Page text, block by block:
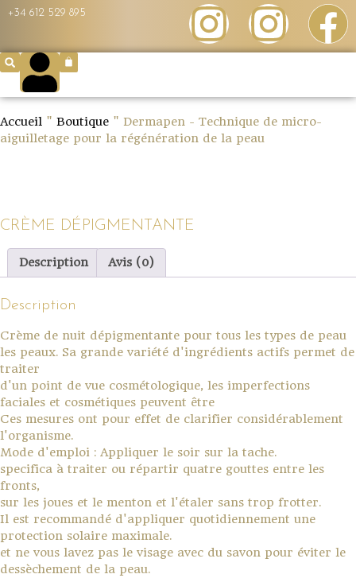
+34 612 529 895
Accueil " Boutique " Dermapen - Technique de micro-
aiguilletage pour la régénération de la peau
CRÈME DÉPIGMENTANTE
Description Avis (0)
Description
Crème de nuit dépigmentante pour tous les types de peau
les peaux. Sa grande variété d'ingrédients actifs permet de
traiter
d'un point de vue cosmétologique, les imperfections
faciales et cosmétiques peuvent être
Ces mesures ont pour effet de clarifier considérablement
l'organisme.
Mode d'emploi : Appliquer le soir sur la tache.
specifica à traiter ou répartir quatre gouttes entre les
fronts,
sur les joues et le menton et l'étaler sans trop frotter.
Il est recommandé d'appliquer quotidiennement une
protection solaire maximale.
et ne vous lavez pas le visage avec du savon pour éviter le
dessèchement de la peau.